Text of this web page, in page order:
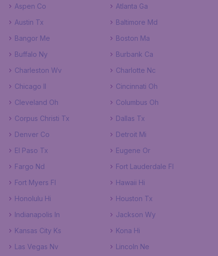
Aspen Co
Atlanta Ga
Austin Tx
Baltimore Md
Bangor Me
Boston Ma
Buffalo Ny
Burbank Ca
Charleston Wv
Charlotte Nc
Chicago Il
Cincinnati Oh
Cleveland Oh
Columbus Oh
Corpus Christi Tx
Dallas Tx
Denver Co
Detroit Mi
El Paso Tx
Eugene Or
Fargo Nd
Fort Lauderdale Fl
Fort Myers Fl
Hawaii Hi
Honolulu Hi
Houston Tx
Indianapolis In
Jackson Wy
Kansas City Ks
Kona Hi
Las Vegas Nv
Lincoln Ne